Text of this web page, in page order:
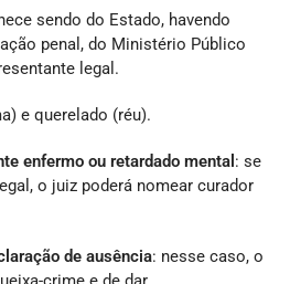
sendo do Estado, havendo
penal, do Ministério Público
legal.
e querelado (réu).
enfermo ou retardado mental : se
o juiz poderá nomear curador
de ausência: nesse caso, o